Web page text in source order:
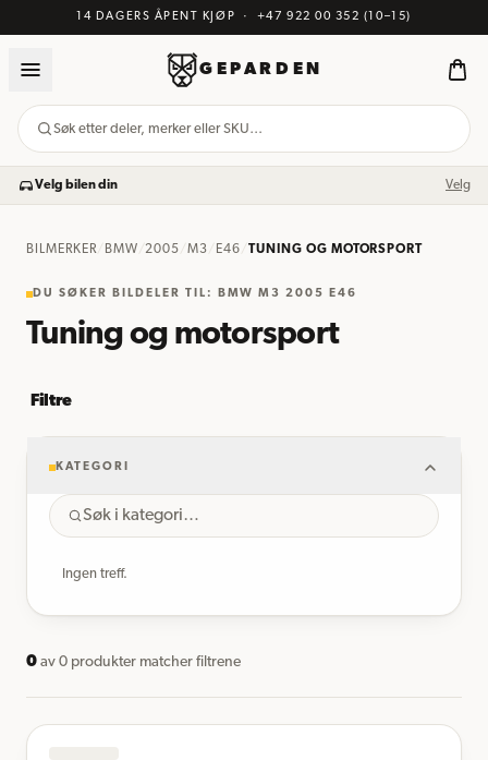
14 DAGERS ÅPENT KJØP · +47 922 00 352 (10–15)
GEPARDEN
Søk etter deler, merker eller SKU…
Velg bilen din Velg
BILMERKER/ BMW /2005 /M3 E46 /TUNING OG MOTORSPORT
DU SØKER BILDELER TIL: BMW M3 2005 E46
Tuning og motorsport
Filtre
KATEGORI
Ingen treff.
0 av 0 produkter matcher filtrene